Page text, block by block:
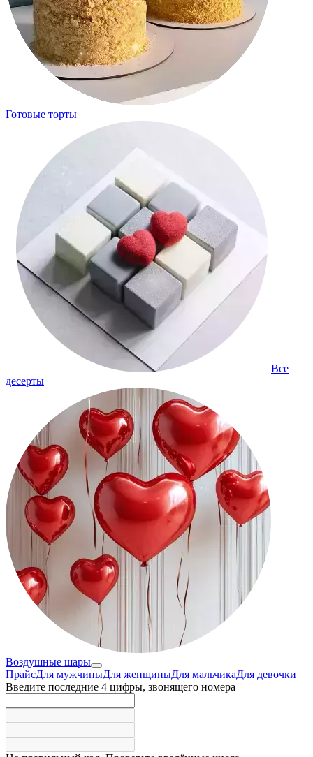
Готовые торты
Все
десерты
Воздушные шары
ПрайсДля мужчиныДля женщиныДля мальчикаДля девочки
Введите последние 4 цифры, звонящего номера